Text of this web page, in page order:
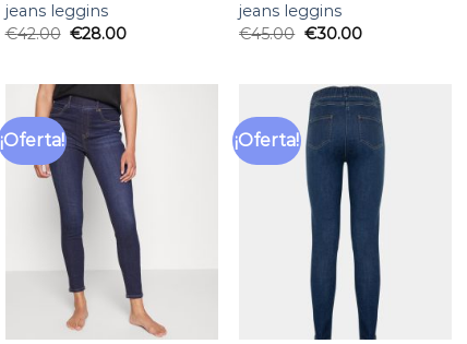
jeans leggins
€42.00 €28.00
jeans leggins
€45.00 €30.00
¡Oferta! ¡Oferta!